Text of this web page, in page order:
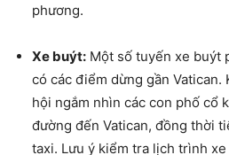
phương.
Xe buýt: Một số tuyến xe buýt
có các điểm dừng gần
hội ngắm nhìn các con phố cổ
đường đến Vatican, đồng thời
taxi. Lưu ý kiểm tra lịch trình